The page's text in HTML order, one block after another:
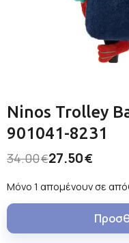
Ninos Trolley
901041-8231
34.00€27.50€
Μόνο 1 απομένουν σε